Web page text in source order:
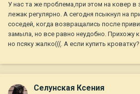
У нас та же проблема,при этом на ковер в
лежак регулярно. А сегодня псыкнул на
соседей, когда возвращались после
замыла, но все равно неудобно. Прихожу
но псяку жалко(((. А если купить кроватку?
Селунская Ксения